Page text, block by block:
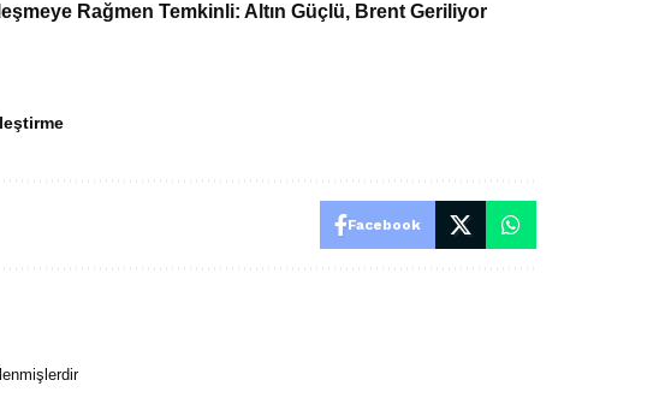
Rağmen Temkinli: Altın Güçlü, Brent Geriliyor
Facebook